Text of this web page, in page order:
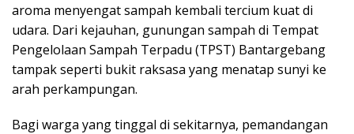
aroma menyengat sampah kembali tercium kuat di
udara. Dari kejauhan, gunungan sampah di Tempat
Pengelolaan Sampah Terpadu (TPST) Bantargebang
tampak seperti bukit raksasa yang menatap sunyi ke
arah perkampungan.
Bagi warga yang tinggal di sekitarnya, pemandangan